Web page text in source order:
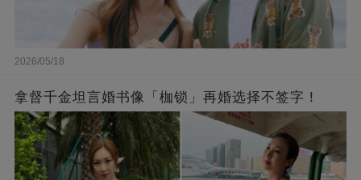
2026/05/18
拿督千金坦言婚书像「枷锁」再婚选择不签字！